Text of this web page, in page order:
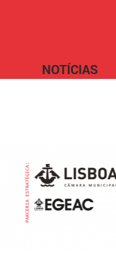
NOTÍCIAS